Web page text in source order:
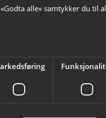
Tor 15. okt
alle» samtykker du til